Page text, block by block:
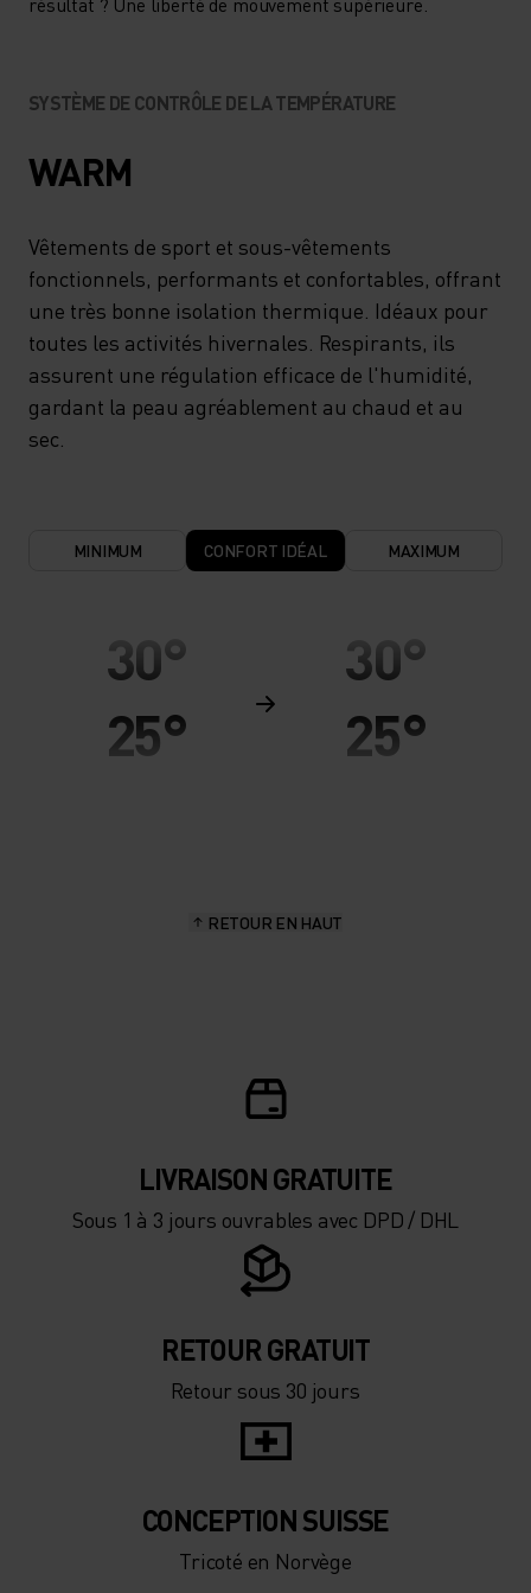
ZIPPÉ RUN EASY D’ODLO.
SYSTÈME DE CONTRÔLE DE LA TEMPÉRATURE
WARM
Vêtements de sport et sous-vêtements
fonctionnels, performants et confortables, offrant
une très bonne isolation thermique. Idéaux pour
toutes les activités hivernales. Respirants, ils
assurent une régulation efficace de l'humidité,
gardant la peau agréablement au chaud et au
sec.
MINIMUM CONFORT IDÉAL MAXIMUM
30°
25°
-5°
-15°
-20°
-25°
-30°
30°
25°
-5°
-15°
-20°
-25°
-30°
RETOUR EN HAUT
LIVRAISON GRATUITE
Sous 1 à 3 jours ouvrables avec DPD / DHL
RETOUR GRATUIT
Retour sous 30 jours
CONCEPTION SUISSE
Tricoté en Norvège